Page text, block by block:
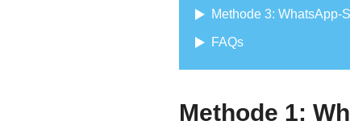
Methode 3: WhatsApp-
FAQs
Methode 1: